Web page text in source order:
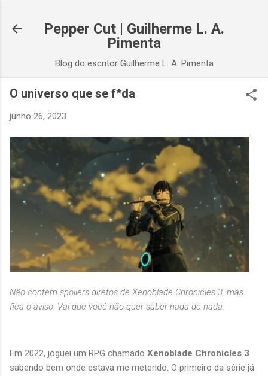
Pepper Cut | Guilherme L. A.
Pimenta
Blog do escritor Guilherme L. A. Pimenta
O universo que se f*da
junho 26, 2023
Não contém spoilers diretos de Xenoblade Chronicles 3, mas
fica o aviso. Vai que você não quer saber nada de nada.
Em 2022, joguei um RPG chamado Xenoblade Chronicles 3
sabendo bem onde estava me metendo. O primeiro da série já